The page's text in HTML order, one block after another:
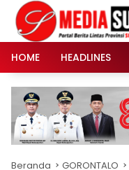
Langsung
konten
HOME
HEADLINES
Beranda GORONTALO